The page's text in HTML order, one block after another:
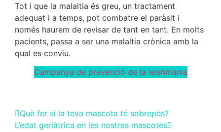
Tot i que la malaltia és greu, un tractament
adequat i a temps, pot combatre el paràsit i
només haurem de revisar de tant en tant. En molts
pacients, passa a ser una malaltia crònica amb la
qual es conviu.
Campanya de prevenció de la leishmània
Què fer si la teva mascota té sobrepès?
L’edat geriàtrica en les nostres mascotes